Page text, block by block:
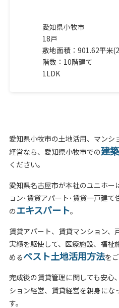
愛知県小牧市
18戸
敷地面積：901.62平米
階数：10階建て
1LDK
愛知県小牧市の土地活用、マン
経営なら、愛知県小牧市での建
ください。
愛知県名古屋市が本社のユニホーは
ョン･賃貸アパート･賃貸一戸建
のエキスパート。
賃貸アパート、賃貸マンション、
実績を駆使して、医療施設、福祉
めるベスト土地活用方法を
完成後の賃貸管理に関しても安心
ション経営、賃貸経営を親身にな
す。